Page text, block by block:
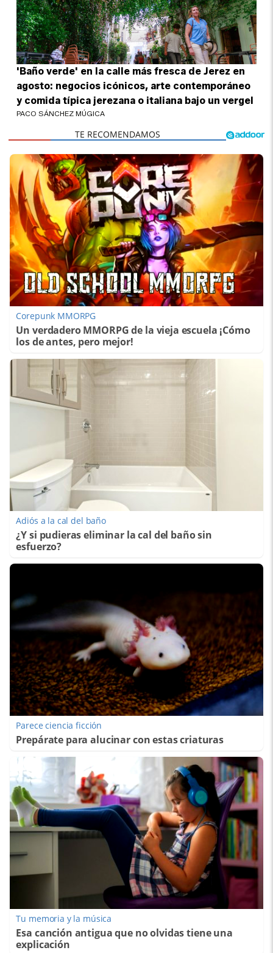
'Baño verde' en la calle más fresca de Jerez en
agosto: negocios icónicos, arte contemporáneo
y comida típica jerezana o italiana bajo un vergel
PACO SÁNCHEZ MÚGICA
Corepunk MMORPG
Un verdadero MMORPG de la vieja escuela ¡Cómo
los de antes, pero mejor!
Adiós a la cal del baño
¿Y si pudieras eliminar la cal del baño sin
esfuerzo?
Parece ciencia ficción
Prepárate para alucinar con estas criaturas
Tu memoria y la música
Esa canción antigua que no olvidas tiene una
explicación